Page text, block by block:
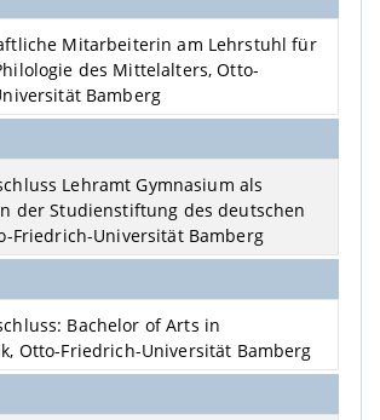
Mitarbeiterin am Lehrstuhl für
des Mittelalters, Otto-
Bamberg
Lehramt Gymnasium als
der Studienstiftung des deutschen
Friedrich-Universität Bamberg
Bachelor of Arts in
Otto-Friedrich-Universität Bamberg